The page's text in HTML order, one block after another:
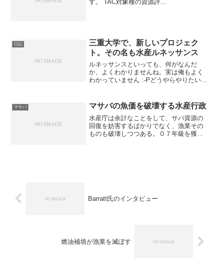
す。 TAC対象種の資源評...
日記
三重大学で、新しいプロジェク
ト。その名も水産ルネッサンス
ルネッサンスといっても、何がなんだ
か、よくわかりませんね。実は俺もよく
わかっていません :-Pどうやらやりたいよ
な成長戦略をつくるわけですよ。ノルウ
ェーやＮＺの成功のエ...
マサバ マサバの魚価を破壊する水産行政
水産庁は余計なことをして、サバ資源の
回復を妨害するばかりでなく、漁業その
ものも破壊しつつある。０７年級を獲り
Barratt氏のインタビュー
燃油補填が漁業を滅ぼす